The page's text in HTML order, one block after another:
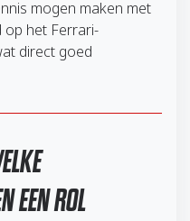
mogen maken met
op het Ferrari-
direct goed
EEN ROL